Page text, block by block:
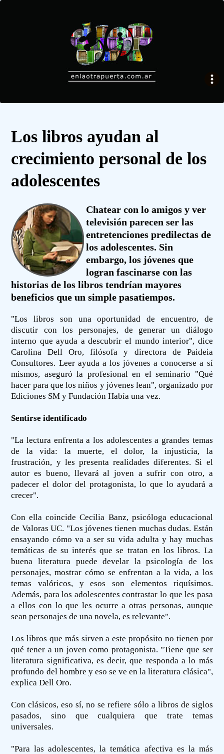
Los libros ayudan al
crecimiento personal de los
adolescentes
Chatear con lo amigos y ver
televisión parecen ser las
entretenciones predilectas de
los adolescentes. Sin
embargo, los jóvenes que
logran fascinarse con las
historias de los libros tendrían mayores
beneficios que un simple pasatiempos.
"Los libros son una oportunidad de encuentro, de
discutir con los personajes, de generar un diálogo
interno que ayuda a descubrir el mundo interior", dice
Carolina Dell Oro, filósofa y directora de Paideia
Consultores. Leer ayuda a los jóvenes a conocerse a sí
mismos, aseguró la profesional en el seminario "Qué
hacer para que los niños y jóvenes lean", organizado por
Ediciones SM y Fundación Había una vez.
Sentirse identificado
"La lectura enfrenta a los adolescentes a grandes temas
de la vida: la muerte, el dolor, la injusticia, la
frustración, y les presenta realidades diferentes. Si el
autor es bueno, llevará al joven a sufrir con otro, a
padecer el dolor del protagonista, lo que lo ayudará a
crecer".
Con ella coincide Cecilia Banz, psicóloga educacional
de Valoras UC. "Los jóvenes tienen muchas dudas. Están
ensayando cómo va a ser su vida adulta y hay muchas
temáticas de su interés que se tratan en los libros. La
buena literatura puede develar la psicología de los
personajes, mostrar cómo se enfrentan a la vida, a los
temas valóricos, y esos son elementos riquísimos.
Además, para los adolescentes contrastar lo que les pasa
a ellos con lo que les ocurre a otras personas, aunque
sean personajes de una novela, es relevante".
Los libros que más sirven a este propósito no tienen por
qué tener a un joven como protagonista. "Tiene que ser
literatura significativa, es decir, que responda a lo más
profundo del hombre y eso se ve en la literatura clásica",
explica Dell Oro.
Con clásicos, eso sí, no se refiere sólo a libros de siglos
pasados, sino que cualquiera que trate temas
universales.
"Para las adolescentes, la temática afectiva es la más